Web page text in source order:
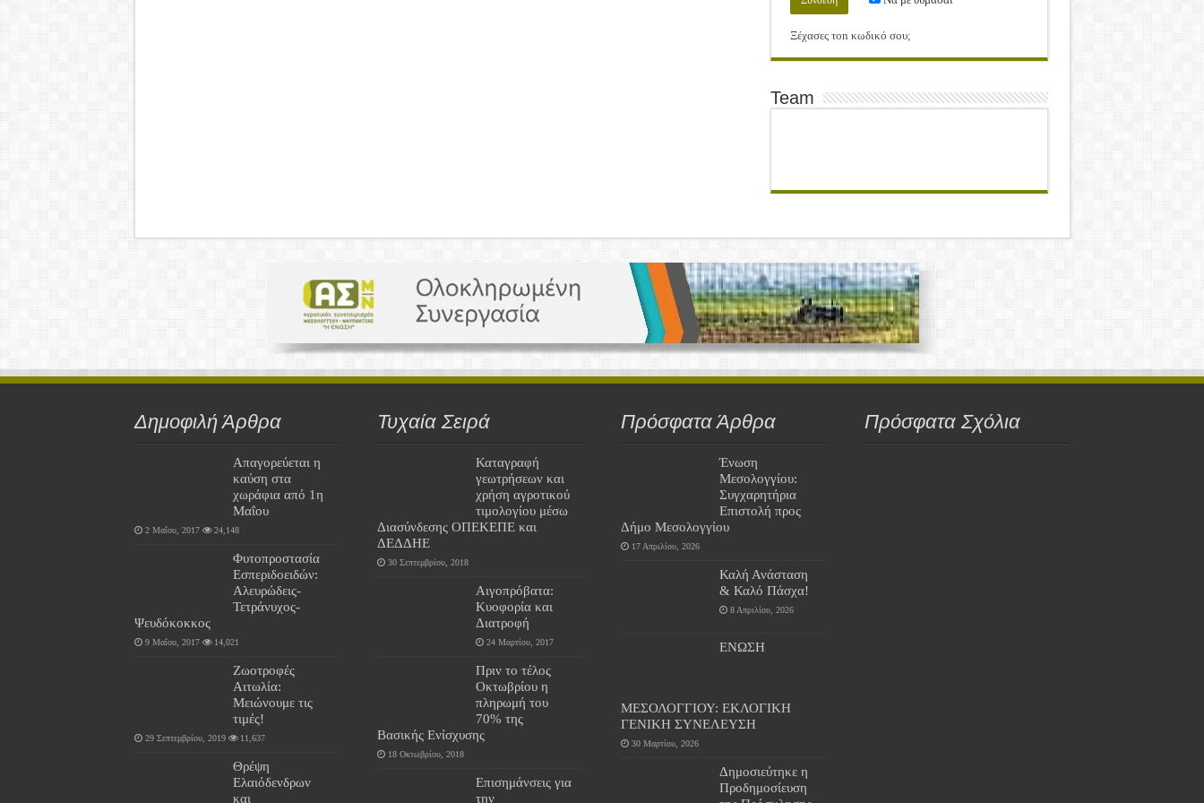
Ξέχασες τοn κωδικό σου;
Team
Δημοφιλή Άρθρα
Απαγορεύεται η
καύση στα
χωράφια από 1η
Μαΐου
2 Μαΐου, 2017 24,148
Φυτοπροστασία
Εσπεριδοειδών:
Αλευρώδεις-
Τετράνυχος-
Ψευδόκοκκος
9 Μαΐου, 2017 14,021
Ζωοτροφές
Αιτωλία:
Μειώνουμε τις
τιμές!
29 Σεπτεμβρίου, 2019 11,637
Θρέψη
Ελαιόδενδρων
και
Τυχαία Σειρά
Καταγραφή
γεωτρήσεων και
χρήση αγροτικού
τιμολογίου μέσω
Διασύνδεσης ΟΠΕΚΕΠΕ και
ΔΕΔΔΗΕ
30 Σεπτεμβρίου, 2018
Αιγοπρόβατα:
Κυοφορία και
Διατροφή
24 Μαρτίου, 2017
Πριν το τέλος
Οκτωβρίου η
πληρωμή του
70% της
Βασικής Ενίσχυσης
18 Οκτωβρίου, 2018
Επισημάνσεις για
την
Πρόσφατα Άρθρα
Ένωση
Μεσολογγίου:
Συγχαρητήρια
Επιστολή προς
Δήμο Μεσολογγίου
17 Απριλίου, 2026
Καλή Ανάσταση
& Καλό Πάσχα!
8 Απριλίου, 2026
ΕΝΩΣΗ
ΜΕΣΟΛΟΓΓΙΟΥ: ΕΚΛΟΓΙΚΗ
ΓΕΝΙΚΗ ΣΥΝΕΛΕΥΣΗ
30 Μαρτίου, 2026
Δημοσιεύτηκε η
Προδημοσίευση
Πρόσφατα Σχόλια